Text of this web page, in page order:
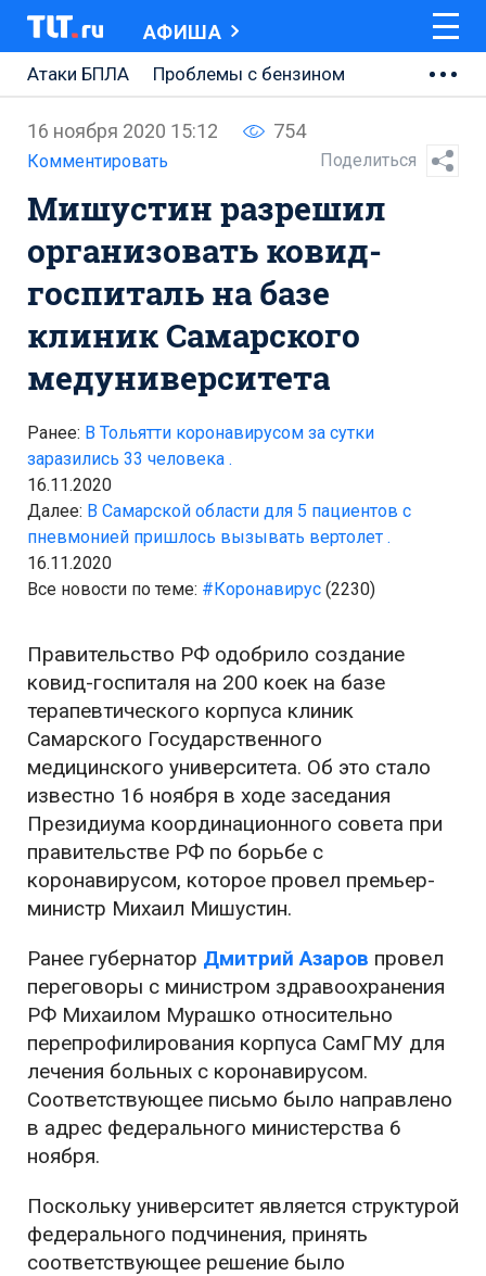
АФИША
Атаки БПЛА
Проблемы с бензином
АВТОВАЗ
Ремонт Центральной площади
Ремонт Обводного шоссе
Набережная Тольятти
Неделя Тольятти
16 ноября 2020 15:12 754
Комментировать Поделиться
Мишустин разрешил
организовать ковид-
госпиталь на базе
клиник Самарского
медуниверситета
Ранее: В Тольятти коронавирусом за сутки
заразились 33 человека .
16.11.2020
Далее: В Самарской области для 5 пациентов с
пневмонией пришлось вызывать вертолет .
16.11.2020
Все новости по теме: #Коронавирус (2230)
Правительство РФ одобрило создание
ковид-госпиталя на 200 коек на базе
терапевтического корпуса клиник
Самарского Государственного
медицинского университета. Об это стало
известно 16 ноября в ходе заседания
Президиума координационного совета при
правительстве РФ по борьбе с
коронавирусом, которое провел премьер-
министр Михаил Мишустин.
Ранее губернатор Дмитрий Азаров провел
переговоры с министром здравоохранения
РФ Михаилом Мурашко относительно
перепрофилирования корпуса СамГМУ для
лечения больных с коронавирусом.
Соответствующее письмо было направлено
в адрес федерального министерства 6
ноября.
Поскольку университет является структурой
федерального подчинения, принять
соответствующее решение было